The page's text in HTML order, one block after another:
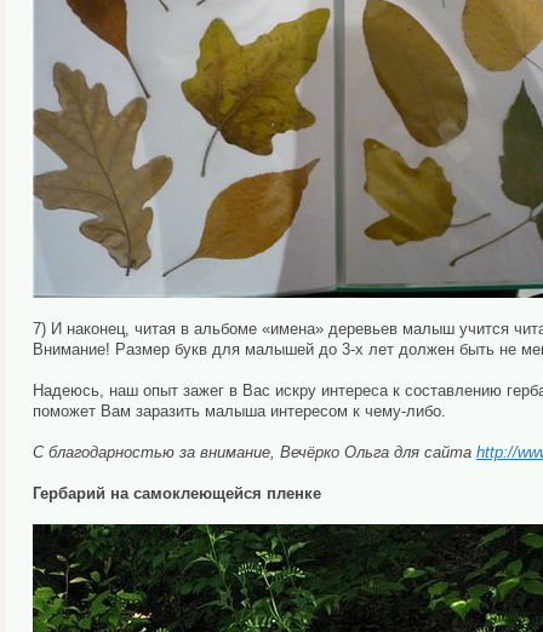
7) И наконец, читая в альбоме «имена» деревьев малыш учится
Внимание! Размер букв для малышей до 3-х лет должен быть не
Надеюсь, наш опыт зажег в Вас искру интереса к составлению
поможет Вам заразить малыша интересом к чему-либо.
С благодарностью за внимание, Вечёрко Ольга для сайта http://
Гербарий на самоклеющейся пленке